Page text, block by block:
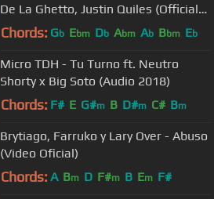
De La Ghetto, Justin Quiles (Official
Video)
Chords: Gb Ebm Db Abm Ab Bbm Eb
Micro TDH - Tu Turno ft. Neutro
Shorty x Big Soto (Audio 2018)
Chords: F# E G#m B D#m C# Bm
Brytiago, Farruko y Lary Over - Abuso
(Video Oficial)
Chords: A Bm D F#m B Em F#